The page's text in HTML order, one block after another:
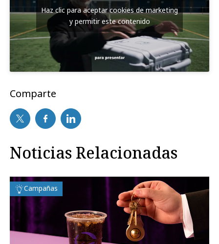
Haz clic para aceptar cookies de marketing
y permitir este contenido
Comparte
Noticias Relacionadas
Campañas